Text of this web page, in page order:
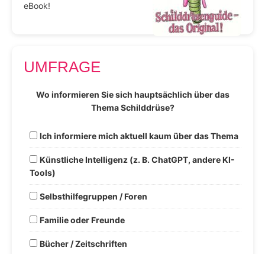
eBook!
UMFRAGE
Wo informieren Sie sich hauptsächlich über das
Thema Schilddrüse?
Ich informiere mich aktuell kaum über das Thema
Künstliche Intelligenz (z. B. ChatGPT, andere KI-
Tools)
Selbsthilfegruppen / Foren
Familie oder Freunde
Bücher / Zeitschriften